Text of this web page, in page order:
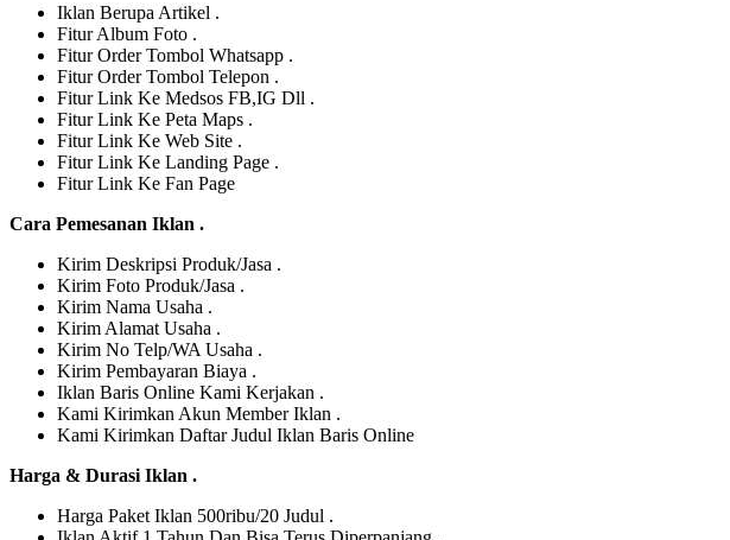
Iklan Berupa Artikel .
Fitur Album Foto .
Fitur Order Tombol Whatsapp .
Fitur Order Tombol Telepon .
Fitur Link Ke Medsos FB,IG Dll .
Fitur Link Ke Peta Maps .
Fitur Link Ke Web Site .
Fitur Link Ke Landing Page .
Fitur Link Ke Fan Page
Cara Pemesanan Iklan .
Kirim Deskripsi Produk/Jasa .
Kirim Foto Produk/Jasa .
Kirim Nama Usaha .
Kirim Alamat Usaha .
Kirim No Telp/WA Usaha .
Kirim Pembayaran Biaya .
Iklan Baris Online Kami Kerjakan .
Kami Kirimkan Akun Member Iklan .
Kami Kirimkan Daftar Judul Iklan Baris Online
Harga & Durasi Iklan .
Harga Paket Iklan 500ribu/20 Judul .